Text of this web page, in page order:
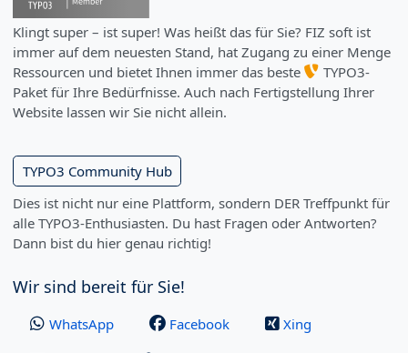
Klingt super – ist super! Was heißt das für Sie? FIZ soft ist
immer auf dem neuesten Stand, hat Zugang zu einer Menge
Ressourcen und bietet Ihnen immer das beste
TYPO3-
Paket für Ihre Bedürfnisse. Auch nach Fertigstellung Ihrer
Website lassen wir Sie nicht allein.
TYPO3 Community Hub
Dies ist nicht nur eine Plattform, sondern DER Treffpunkt für
alle TYPO3-Enthusiasten. Du hast Fragen oder Antworten?
Dann bist du hier genau richtig!
Wir sind bereit für Sie!
WhatsApp Facebook Xing